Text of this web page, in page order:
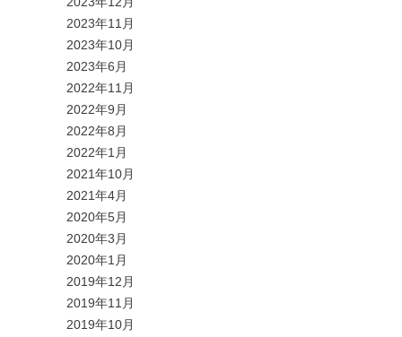
2023年11月
2023年10月
2023年6月
2022年11月
2022年9月
2022年8月
2022年1月
2021年10月
2021年4月
2020年5月
2020年3月
2020年1月
2019年12月
2019年11月
2019年10月